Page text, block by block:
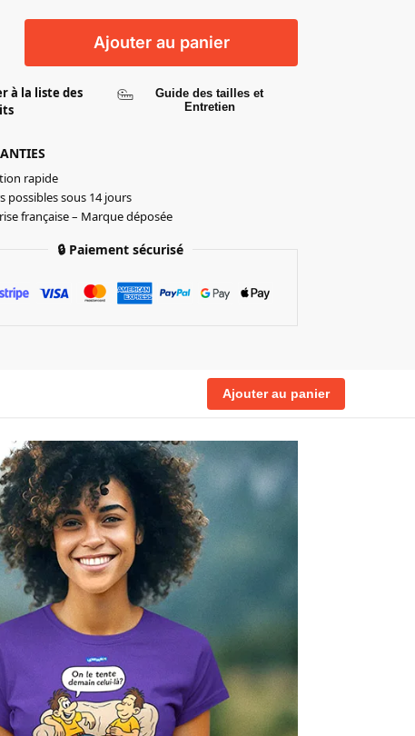
Ajouter au panier
à la liste des
Guide des tailles et
Entretien
rapide
possibles sous 14 jours
française – Marque déposée
🔒 Paiement sécurisé
Ajouter au panier